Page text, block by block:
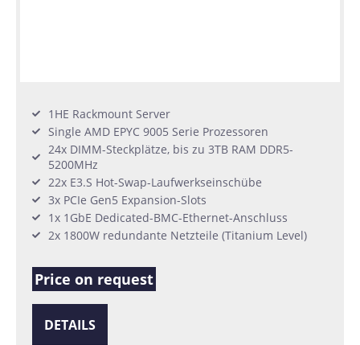
1HE Rackmount Server
Single AMD EPYC 9005 Serie Prozessoren
24x DIMM-Steckplätze, bis zu 3TB RAM DDR5-
5200MHz
22x E3.S Hot-Swap-Laufwerkseinschübe
3x PCIe Gen5 Expansion-Slots
1x 1GbE Dedicated-BMC-Ethernet-Anschluss
2x 1800W redundante Netzteile (Titanium Level)
Price on request
DETAILS